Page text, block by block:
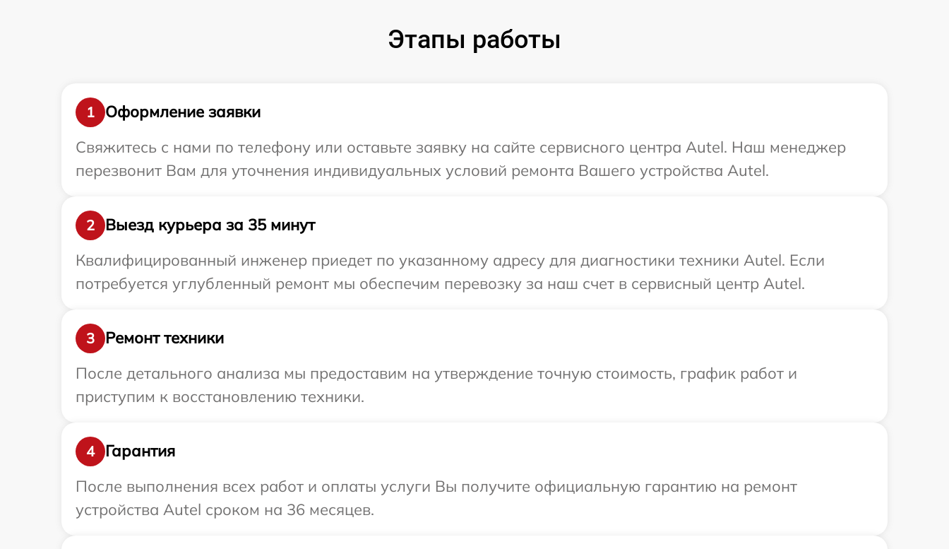
Этапы работы
1
Оформление заявки
Свяжитесь с нами по телефону или оставьте заявку на сайте сервисного центра Autel. Наш менеджер
перезвонит Вам для уточнения индивидуальных условий ремонта Вашего устройства Autel.
2
Выезд курьера за 35 минут
Квалифицированный инженер приедет по указанному адресу для диагностики техники Autel. Если
потребуется углубленный ремонт мы обеспечим перевозку за наш счет в сервисный центр Autel.
3
Ремонт техники
После детального анализа мы предоставим на утверждение точную стоимость, график работ и
приступим к восстановлению техники.
4
Гарантия
После выполнения всех работ и оплаты услуги Вы получите официальную гарантию на ремонт
устройства Autel сроком на 36 месяцев.